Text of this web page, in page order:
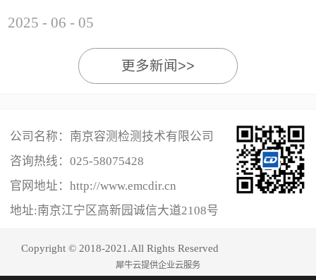
2025 - 06 - 05
更多新闻>>
公司名称：南京容测检测技术有限公司
咨询热线： 025-58075428
官网地址：http://www.emcdir.cn
地址:南京江宁区高新园诚信大道2108号
Copyright © 2018-2021.All Rights Reserved
犀牛云提供企业云服务